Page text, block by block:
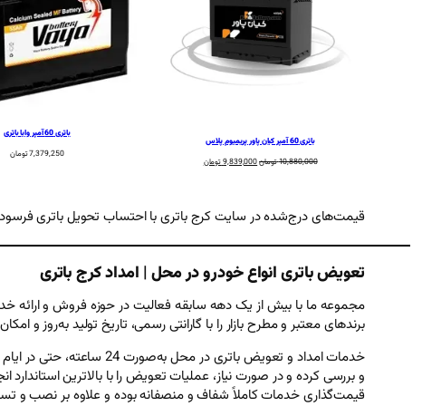
باتری 60 آمپر کیان پاور پریمیوم پلاس
10,880,000تومانقیمت
9,839,000تومانقیمت
باتری 60 آمپر وایا باتری
7,379,250تومان
قیمت‌های درج‌شده در سایت کرج باتری با احتساب تحویل باتری
تعویض باتری انواع خودرو در محل | امداد کرج باتری
مجموعه ما با بیش از یک دهه سابقه فعالیت در حوزه فروش و ارائه
برندهای معتبر و مطرح بازار را با گارانتی رسمی، تاریخ تولید به‌روز و
خدمات امداد و تعویض
و بررسی کرده و در صورت نیاز، عملیات تعویض را با بالاترین استاندارد
قیمت‌گذاری خدمات کاملاً شفاف و منصفانه بوده و علاوه بر نصب و تست